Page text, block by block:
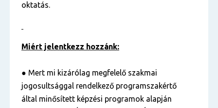
oktatás.
Miért jelentkezz hozzánk:
● Mert mi kizárólag megfelelő szakmai
jogosultsággal rendelkező programszakértő
által minősített képzési programok alapján